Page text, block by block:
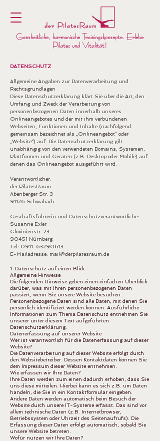
Ganzheitliche, harmonische Trainingskonzepte. Erlebe
Pilates und Vitalität!
DATENSCHUTZ
​Allgemeine Angaben zur Datenverarbeitung und
Rechtsgrundlagen
Diese Datenschutzerklärung klärt Sie über die Art, den
Umfang und Zweck der Verarbeitung von
personenbezogenen Daten innerhalb unseres
Onlineangebotes und der mit ihm verbundenen
Webseiten, Funktionen und Inhalte (nachfolgend
gemeinsam bezeichnet als „Onlineangebot“ oder
„Website“) auf. Die Datenschutzerklärung gilt
unabhängig von den verwendeten Domains, Systemen,
Plattformen und Geräten (z.B. Desktop oder Mobile) auf
denen das Onlineangebot ausgeführt wird.
Verantwortlicher:
der PilatesRaum
Abenberger Str. 3​
91126 Schwabach
Geschäftsführerin und Datenschutzverantwortliche:
Susanne Exler
Gloxinienstr. 23
90451 Nürnberg
Tel: 0911-63290613
E-Mailadresse: mail@derpilatesraum.de
1. Datenschutz auf einen Blick
Allgemeine Hinweise
Die folgenden Hinweise geben einen einfachen Überblick
darüber, was mit Ihren personenbezogenen Daten
passiert, wenn Sie unsere Website besuchen.
Personenbezogene Daten sind alle Daten, mit denen Sie
persönlich identifiziert werden können. Ausführliche
Informationen zum Thema Datenschutz entnehmen Sie
unserer unter diesem Text aufgeführten
Datenschutzerklärung.
Datenerfassung auf unserer Website
Wer ist verantwortlich für die Datenerfassung auf dieser
Website?
Die Datenverarbeitung auf dieser Website erfolgt durch
den Websitebetreiber. Dessen Kontaktdaten können Sie
dem Impressum dieser Website entnehmen.
Wie erfassen wir Ihre Daten?
Ihre Daten werden zum einen dadurch erhoben, dass Sie
uns diese mitteilen. Hierbei kann es sich z.B. um Daten
handeln, die Sie in ein Kontaktformular eingeben.
Andere Daten werden automatisch beim Besuch der
Website durch unsere IT-Systeme erfasst. Das sind vor
allem technische Daten (z.B. Internetbrowser,
Betriebssystem oder Uhrzeit des Seitenaufrufs). Die
Erfassung dieser Daten erfolgt automatisch, sobald Sie
unsere Website betreten.
Wofür nutzen wir Ihre Daten?